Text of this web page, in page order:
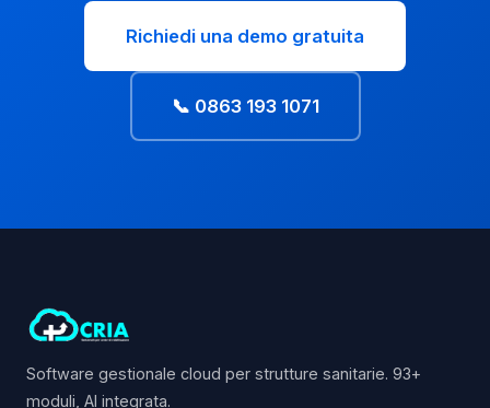
Richiedi una demo gratuita
📞 0863 193 1071
Software gestionale cloud per strutture sanitarie. 93+
moduli, AI integrata.